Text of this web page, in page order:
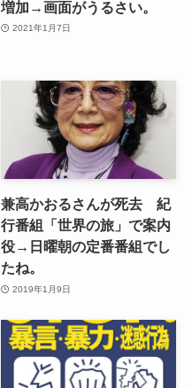
増加→画面がうるさい。
2021年1月7日
兼高かおるさんが死去 紀
行番組「世界の旅」で案内
役→日曜朝の定番番組でし
たね。
2019年1月9日